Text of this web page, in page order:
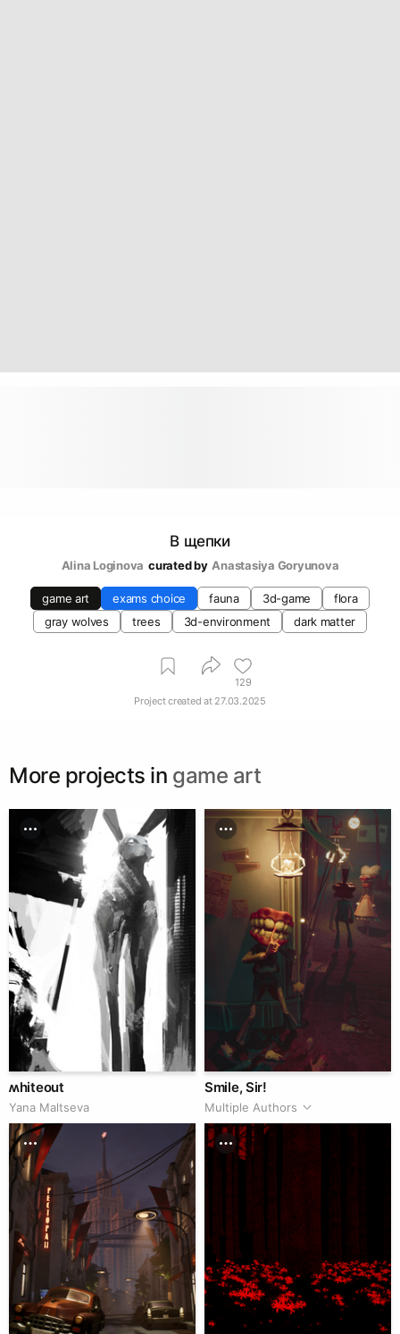
В щепки
Alina Loginova curated by Anastasiya Goryunova
game art exams choice fauna 3d-game
flora
gray wolves
trees 3d-environment dark matter
129
Project created at 27.03.2025
More projects in game art
ʍhiteout
Yana Maltseva
Smile, Sir!
Multiple Authors